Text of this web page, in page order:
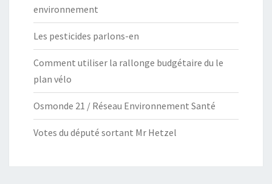
environnement
Les pesticides parlons-en
Comment utiliser la rallonge budgétaire du le
plan vélo
Osmonde 21 / Réseau Environnement Santé
Votes du député sortant Mr Hetzel